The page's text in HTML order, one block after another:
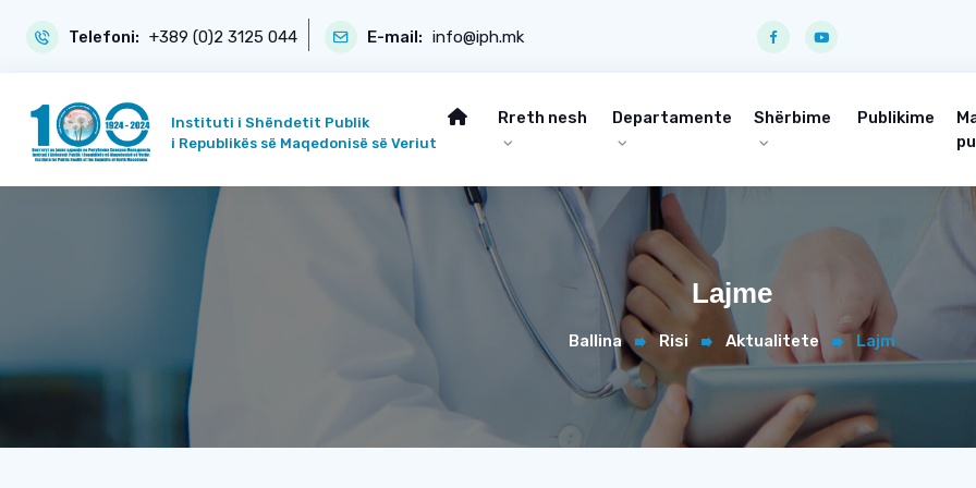
Telefoni: +389 (0)2 3125 044 E-mail: info@iph.mk
Instituti i Shëndetit Publik
i Republikës së Maqedonisë së Veriut
Rreth nesh Departamente Shërbime Publikime
Lajme
Ballina Risi Aktualitete Lajm